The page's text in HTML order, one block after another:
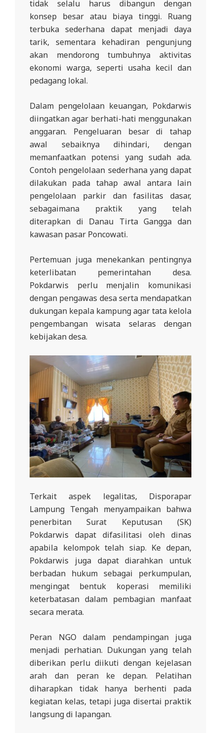
tidak selalu harus dibangun dengan
konsep besar atau biaya tinggi. Ruang
terbuka sederhana dapat menjadi daya
tarik, sementara kehadiran pengunjung
akan mendorong tumbuhnya aktivitas
ekonomi warga, seperti usaha kecil dan
pedagang lokal.
Dalam pengelolaan keuangan, Pokdarwis
diingatkan agar berhati-hati menggunakan
anggaran. Pengeluaran besar di tahap
awal sebaiknya dihindari, dengan
memanfaatkan potensi yang sudah ada.
Contoh pengelolaan sederhana yang dapat
dilakukan pada tahap awal antara lain
pengelolaan parkir dan fasilitas dasar,
sebagaimana praktik yang telah
diterapkan di Danau Tirta Gangga dan
kawasan pasar Poncowati.
Pertemuan juga menekankan pentingnya
keterlibatan pemerintahan desa.
Pokdarwis perlu menjalin komunikasi
dengan pengawas desa serta mendapatkan
dukungan kepala kampung agar tata kelola
pengembangan wisata selaras dengan
kebijakan desa.
Terkait aspek legalitas, Disporapar
Lampung Tengah menyampaikan bahwa
penerbitan Surat Keputusan (SK)
Pokdarwis dapat difasilitasi oleh dinas
apabila kelompok telah siap. Ke depan,
Pokdarwis juga dapat diarahkan untuk
berbadan hukum sebagai perkumpulan,
mengingat bentuk koperasi memiliki
keterbatasan dalam pembagian manfaat
secara merata.
Peran NGO dalam pendampingan juga
menjadi perhatian. Dukungan yang telah
diberikan perlu diikuti dengan kejelasan
arah dan peran ke depan. Pelatihan
diharapkan tidak hanya berhenti pada
kegiatan kelas, tetapi juga disertai praktik
langsung di lapangan.